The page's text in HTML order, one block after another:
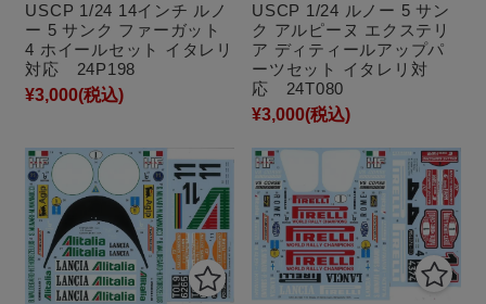
USCP 1/24 14インチ ルノ
ー 5 サンク ファーガット
4 ホイールセット イタレリ
対応 24P198
¥3,000(税込)
USCP 1/24 ルノー 5 サン
ク アルピーヌ エクステリ
ア ディティールアップパ
ーツセット イタレリ対
応 24T080
¥3,000(税込)